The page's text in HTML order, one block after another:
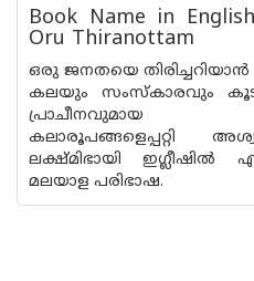
Book Name in
Oru Thiranottam
ഒരു ജനതയെ
കലയും സംസ്കാരവും
പ്രാചീനവുമായ
കലാരൂപങ്ങളെപ്പറ്റി
ലക്ഷ്മിഭായി
മലയാള പരിഭാഷ.